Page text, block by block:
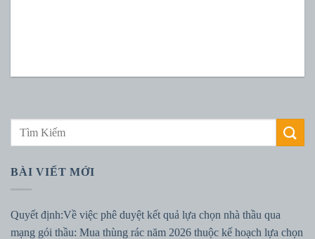
BÀI VIẾT MỚI
Quyết định:Về việc phê duyệt kết quả lựa chọn nhà thầu qua
mạng gói thầu: Mua thùng rác năm 2026 thuộc kế hoạch lựa chọn